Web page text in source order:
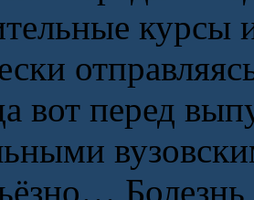
курсы
вот перед
Болезнь